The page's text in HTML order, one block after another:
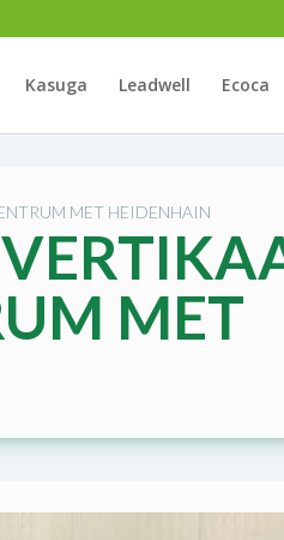
Kasuga Leadwell Ecoca
MET HEIDENHAIN
MET